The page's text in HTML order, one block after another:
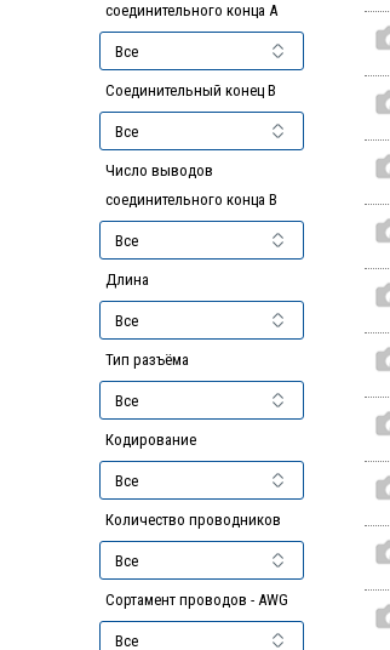
соединительного конца A
Соединительный конец B
Число выводов
соединительного конца B
Длина
Тип разъёма
Кодирование
Количество проводников
Сортамент проводов - AWG